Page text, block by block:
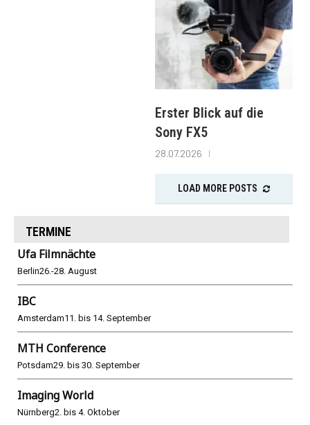
Erster Blick auf die
Sony FX5
28.07.2026
LOAD MORE POSTS
TERMINE
Ufa Filmnächte
Berlin26.-28. August
IBC
Amsterdam11. bis 14. September
MTH Conference
Potsdam29. bis 30. September
Imaging World
Nürnberg2. bis 4. Oktober